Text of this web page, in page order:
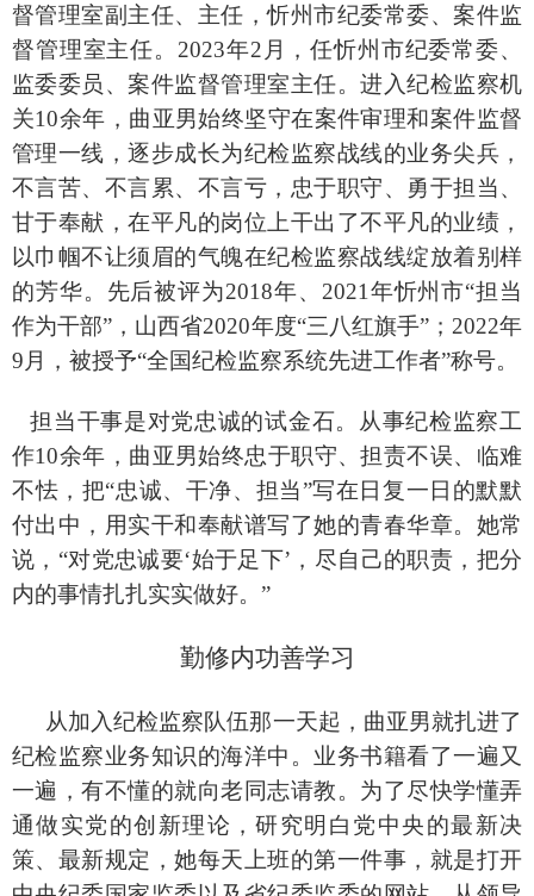
督管理室副主任、主任，忻州市纪委常委、案件监
督管理室主任。2023年2月，任忻州市纪委常委、
监委委员、案件监督管理室主任。进入纪检监察机
关10余年，曲亚男始终坚守在案件审理和案件监督
管理一线，逐步成长为纪检监察战线的业务尖兵，
不言苦、不言累、不言亏，忠于职守、勇于担当、
甘于奉献，在平凡的岗位上干出了不平凡的业绩，
以巾帼不让须眉的气魄在纪检监察战线绽放着别样
的芳华。先后被评为2018年、2021年忻州市“担当
作为干部”，山西省2020年度“三八红旗手”；2022年
9月，被授予“全国纪检监察系统先进工作者”称号。
担当干事是对党忠诚的试金石。从事纪检监察工
作10余年，曲亚男始终忠于职守、担责不误、临难
不怯，把“忠诚、干净、担当”写在日复一日的默默
付出中，用实干和奉献谱写了她的青春华章。她常
说，“对党忠诚要‘始于足下’，尽自己的职责，把分
内的事情扎扎实实做好。”
勤修内功善学习
从加入纪检监察队伍那一天起，曲亚男就扎进了
纪检监察业务知识的海洋中。业务书籍看了一遍又
一遍，有不懂的就向老同志请教。为了尽快学懂弄
通做实党的创新理论，研究明白党中央的最新决
策、最新规定，她每天上班的第一件事，就是打开